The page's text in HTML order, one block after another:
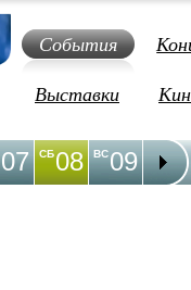
События
Выставки
07 08
СБ 09
ВС 10
ПН